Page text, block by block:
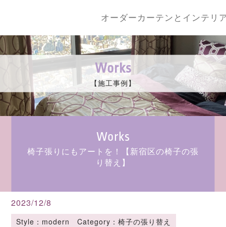
オーダーカーテンとインテリ
Works
【施工事例】
Works
椅子張りにもアートを！【新宿区の椅子の張
り替え】
2023/12/8
Style：modern Category：椅子の張り替え